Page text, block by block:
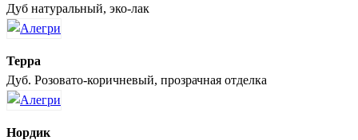
Дуб натуральный, эко-лак
Терра
Дуб. Розовато-коричневый, прозрачная отделка
Нордик